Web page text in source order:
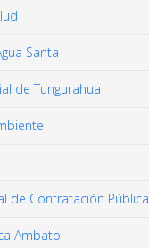
Santa
de Tungurahua
de Contratación Pública
Ambato